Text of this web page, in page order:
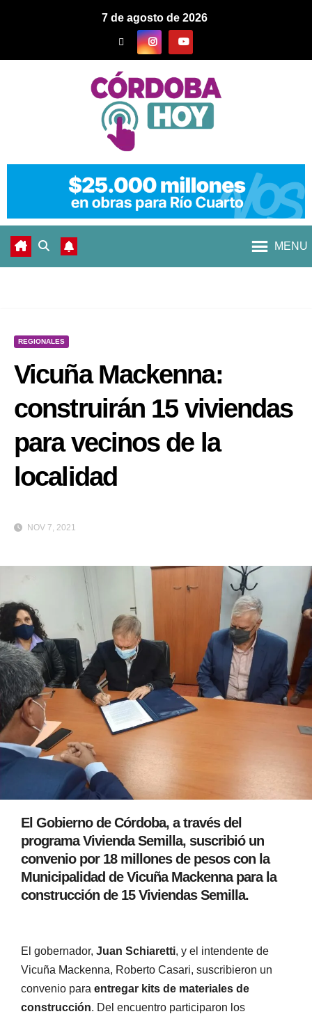
7 de agosto de 2026
MENU
REGIONALES
Vicuña Mackenna:
construirán 15 viviendas
para vecinos de la
localidad
NOV 7, 2021
El Gobierno de Córdoba, a través del
programa Vivienda Semilla, suscribió un
convenio por 18 millones de pesos con la
Municipalidad de Vicuña Mackenna para la
construcción de 15 Viviendas Semilla.
El gobernador, Juan Schiaretti, y el intendente de
Vicuña Mackenna, Roberto Casari, suscribieron un
convenio para entregar kits de materiales de
construcción. Del encuentro participaron los